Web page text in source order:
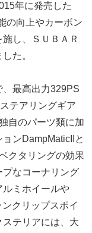
年に発売した
の向上やカーボン
し、ＳＵＢＡＲ
た。
最高出力329PS
テアリングギア
自のパーツ類に加
ンDampMaticIIと
クタリングの効果
なコーナリング
ルミホイールや
クリップスポイ
テリアには、大